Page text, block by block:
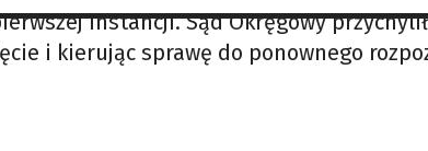
instancji. Sąd Okręgowy
i kierując sprawę do ponownego